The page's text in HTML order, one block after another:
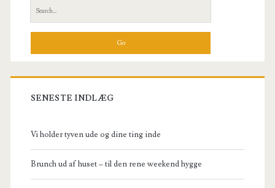
Search
for:
SENESTE INDLÆG
Vi holder tyven ude og dine ting inde
Brunch ud af huset – til den rene weekend hygge